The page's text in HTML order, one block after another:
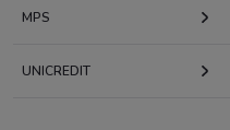
MPS
UNICREDIT